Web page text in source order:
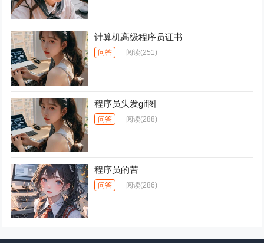
计算机高级程序员证书
问答 阅读(251)
程序员头发gif图
问答 阅读(288)
程序员的苦
问答 阅读(286)